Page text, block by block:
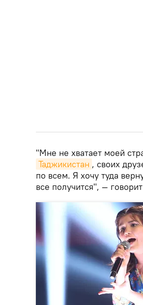
"Мне не хватает моей
Таджикистан , своих
по всем. Я хочу туда
все получится", —